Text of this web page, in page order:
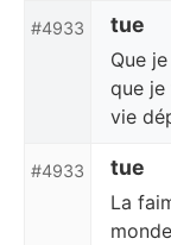
#4933 tue
Que
que je
vie
#4933 tue
La